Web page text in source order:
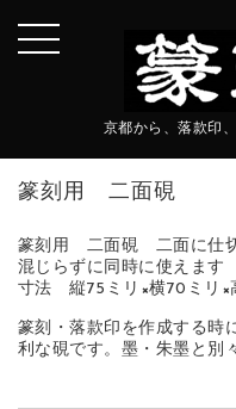
京都から、落款印
篆刻用 二面硯
篆刻用 二面硯 二面に仕
混じらずに同時に使えます
寸法 縦75ミリ×横70ミリ×
篆刻・落款印を作成する時
利な硯です。墨・朱墨と別